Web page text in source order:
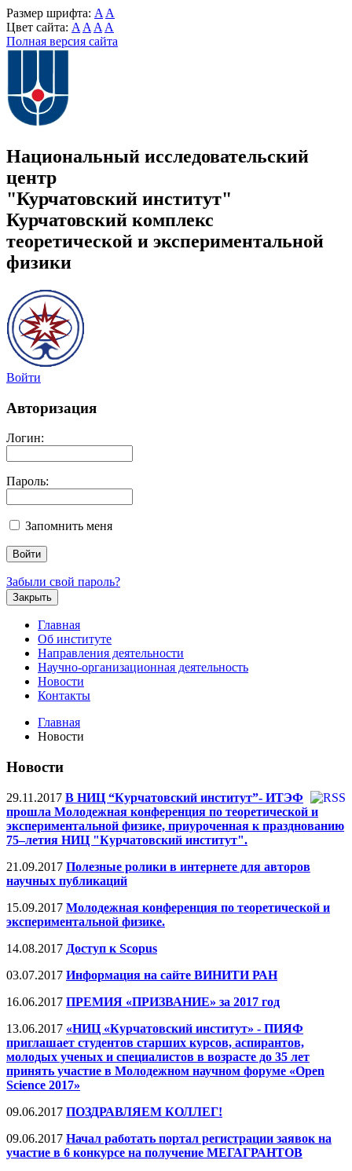
Размер шрифта: A A
Цвет сайта: A A A A
Полная версия сайта
Национальный исследовательский
центр
"Курчатовский институт"
Курчатовский комплекс
теоретической и экспериментальной
физики
Войти
Авторизация
Логин:
Пароль:
Запомнить меня
Забыли свой пароль?
Закрыть
Главная
Об институте
Направления деятельности
Научно-организационная деятельность
Новости
Контакты
Главная
Новости
Новости
29.11.2017 В НИЦ “Курчатовский институт”- ИТЭФ
прошла Молодежная конференция по теоретической и
экспериментальной физике, приуроченная к празднованию
75–летия НИЦ "Курчатовский институт".
21.09.2017 Полезные ролики в интернете для авторов
научных публикаций
15.09.2017 Молодежная конференция по теоретической и
экспериментальной физике.
14.08.2017 Доступ к Scopus
03.07.2017 Информация на сайте ВИНИТИ РАН
16.06.2017 ПРЕМИЯ «ПРИЗВАНИЕ» за 2017 год
13.06.2017 «НИЦ «Курчатовский институт» - ПИЯФ
приглашает студентов старших курсов, аспирантов,
молодых ученых и специалистов в возрасте до 35 лет
принять участие в Молодежном научном форуме «Open
Science 2017»
09.06.2017 ПОЗДРАВЛЯЕМ КОЛЛЕГ!
09.06.2017 Начал работать портал регистрации заявок на
участие в 6 конкурсе на получение МЕГАГРАНТОВ